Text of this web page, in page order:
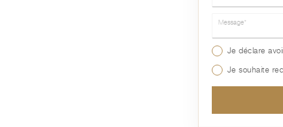
Message*
Je déclare
Je souhaite